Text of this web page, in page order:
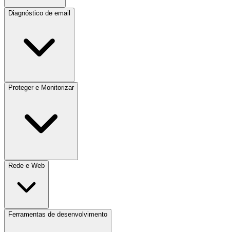
Diagnóstico de email
Proteger e Monitorizar
Rede e Web
Ferramentas de desenvolvimento